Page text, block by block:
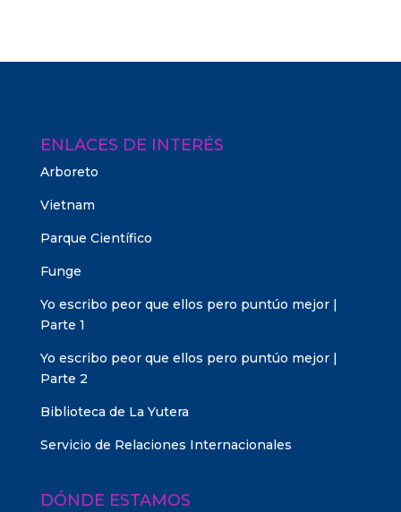
ENLACES DE INTERÉS
Arboreto
Vietnam
Parque Científico
Funge
Yo escribo peor que ellos pero puntúo mejor |
Parte 1
Yo escribo peor que ellos pero puntúo mejor |
Parte 2
Biblioteca de La Yutera
Servicio de Relaciones Internacionales
DÓNDE ESTAMOS